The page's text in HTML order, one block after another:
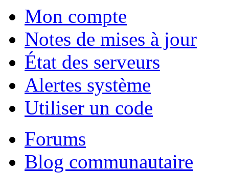
Mon compte
Notes de mises à jour
État des serveurs
Alertes système
Utiliser un code
Forums
Blog communautaire